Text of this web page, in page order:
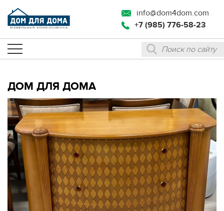
info@dom4dom.com
+7 (985) 776-58-23
ДОМ ДЛЯ ДОМА